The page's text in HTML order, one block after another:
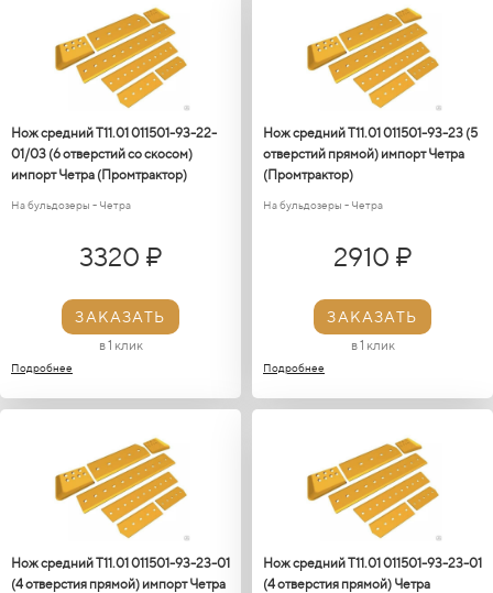
Нож средний Т11.01 011501-93-22-
01/03 (6 отверстий со скосом)
импорт Четра (Промтрактор)
На бульдозеры - Четра
3320 ₽
ЗАКАЗАТЬ
в 1 клик
Подробнее
Нож средний Т11.01 011501-93-23 (5
отверстий прямой) импорт Четра
(Промтрактор)
На бульдозеры - Четра
2910 ₽
ЗАКАЗАТЬ
в 1 клик
Подробнее
Нож средний Т11.01 011501-93-23-01
(4 отверстия прямой) импорт Четра
Нож средний Т11.01 011501-93-23-01
(4 отверстия прямой) Четра